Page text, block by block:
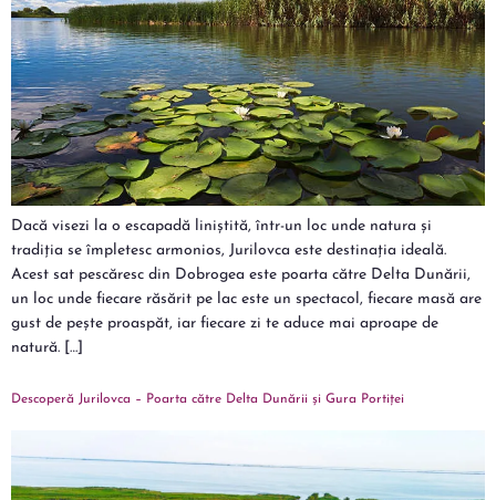
Dacă visezi la o escapadă liniștită, într-un loc unde natura și
tradiția se împletesc armonios, Jurilovca este destinația ideală.
Acest sat pescăresc din Dobrogea este poarta către Delta Dunării,
un loc unde fiecare răsărit pe lac este un spectacol, fiecare masă are
gust de pește proaspăt, iar fiecare zi te aduce mai aproape de
natură. […]
Descoperă Jurilovca – Poarta către Delta Dunării și Gura Portiței